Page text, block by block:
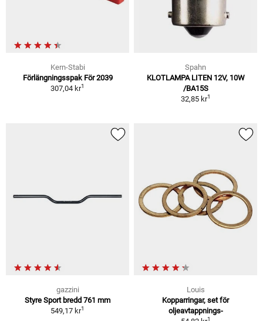
Kern-Stabi
Förlängningsspak För 2039
307,04 kr1
Spahn
KLOTLAMPA LITEN 12V, 10W
/BA15S
32,85 kr1
gazzini
Styre Sport bredd 761 mm
549,17 kr1
Louis
Kopparringar, set för
oljeavtappnings-
1